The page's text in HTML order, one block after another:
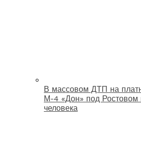
В массовом ДТП на
М-4 «Дон» под Ростовом
человека